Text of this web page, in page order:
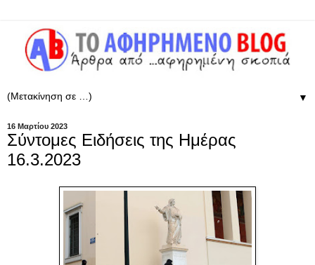
▼
16 Μαρτίου 2023
Σύντομες Ειδήσεις της Ημέρας
16.3.2023